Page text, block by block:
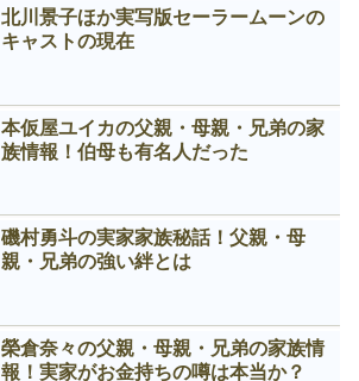
北川景子ほか実写版セーラームーンの
キャストの現在
本仮屋ユイカの父親・母親・兄弟の家
族情報！伯母も有名人だった
磯村勇斗の実家家族秘話！父親・母
親・兄弟の強い絆とは
榮倉奈々の父親・母親・兄弟の家族情
報！実家がお金持ちの噂は本当か？